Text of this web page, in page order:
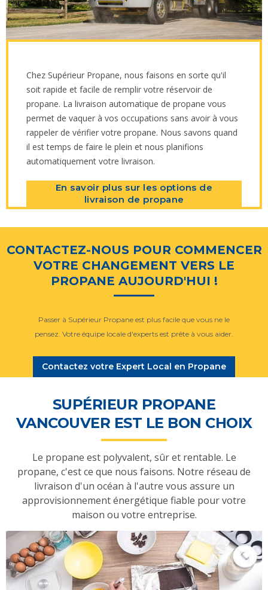
Chez Supérieur Propane, nous faisons en sorte qu'il
soit rapide et facile de remplir votre réservoir de
propane. La livraison automatique de propane vous
permet de vaquer à vos occupations sans avoir à vous
rappeler de vérifier votre propane. Nous savons quand
il est temps de faire le plein et nous planifions
automatiquement votre livraison.
En savoir plus sur les options de
livraison de propane
CONTACTEZ-NOUS POUR COMMENCER
VOTRE CHANGEMENT VERS LE
PROPANE AUJOURD'HUI !
Passer à Supérieur Propane est plus facile que vous ne le
pensez. Votre équipe locale d'experts est prête à vous aider.
Contactez votre Expert Local en Propane
SUPÉRIEUR PROPANE
VANCOUVER EST LE BON CHOIX
Le propane est polyvalent, sûr et rentable. Le
propane, c'est ce que nous faisons. Notre réseau de
livraison d'un océan à l'autre vous assure un
approvisionnement énergétique fiable pour votre
maison ou votre entreprise.